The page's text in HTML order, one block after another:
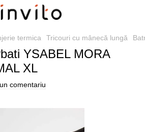
termica Tricouri cu mânecă lungă
YSABEL MORA
XL
comentariu